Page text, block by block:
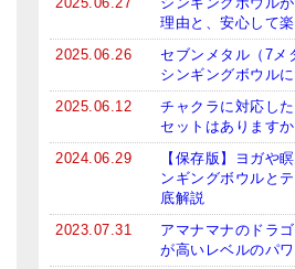
神々とつながるジュエリー
ヒーリング・マンダラポスター
ロゴステッカー・ポストカード各種
亡命チベット人尼僧のお守り・チャ
チベット・マントラ・ヒーリングCD
ギフトラッピング
理由と、安心して
2025.06.26
セブンメタル（7メ
シンギングボウル
2025.06.12
チャクラに対応し
セットはありますか
2024.06.29
【保存版】ヨガや
ンギングボウルと
底解説
2023.07.31
アマナマナのドラ
が高いレベルのパ